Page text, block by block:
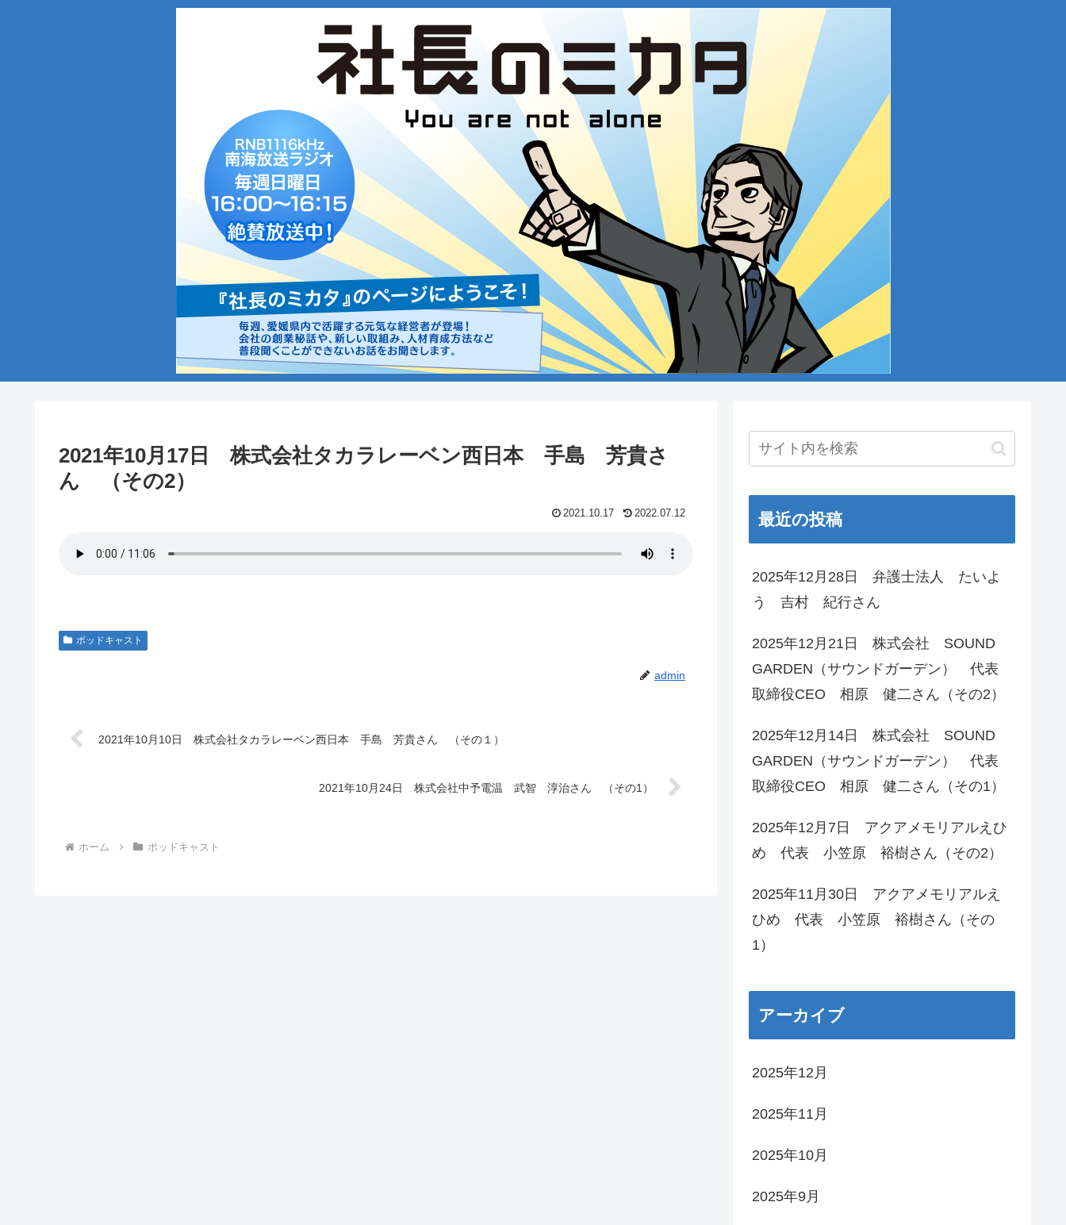
2021年10月17日 株式会社タカラレーベン西日本 手島 芳貴さ
ん （その2）
2021.10.17 2022.07.12
ポッドキャスト
admin
2021年10月10日 株式会社タカラレーベン西日本 手島 芳貴さん （その１）
2021年10月24日 株式会社中予電温 武智 淳治さん （その1）
ホーム ポッドキャスト
最近の投稿
2025年12月28日 弁護士法人 たいよ
う 吉村 紀行さん
2025年12月21日 株式会社 SOUND
GARDEN（サウンドガーデン） 代表
取締役CEO 相原 健二さん（その2）
2025年12月14日 株式会社 SOUND
GARDEN（サウンドガーデン） 代表
取締役CEO 相原 健二さん（その1）
2025年12月7日 アクアメモリアルえひ
め 代表 小笠原 裕樹さん（その2）
2025年11月30日 アクアメモリアルえ
ひめ 代表 小笠原 裕樹さん（その
1）
アーカイブ
2025年12月
2025年11月
2025年10月
2025年9月